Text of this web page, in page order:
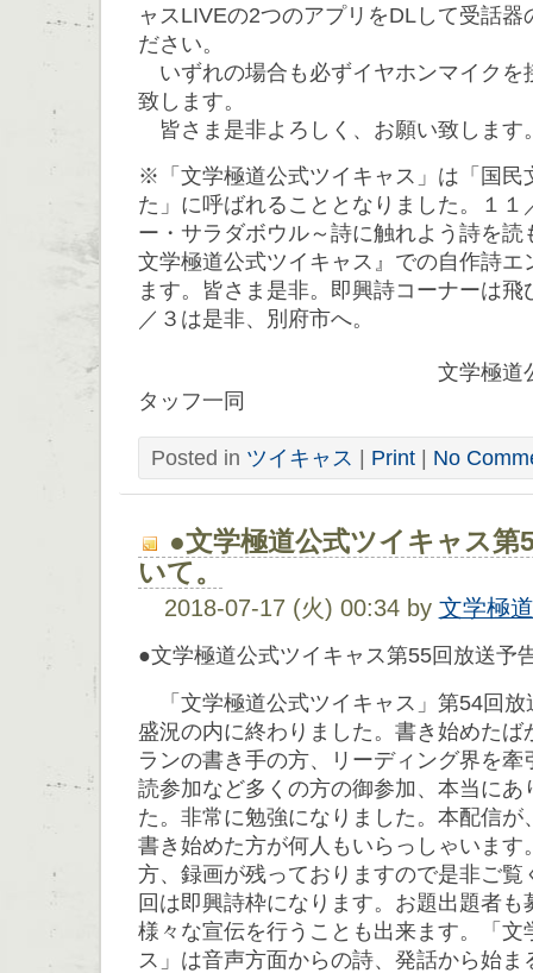
ャスLIVEの2つのアプリをDLして受話
ださい。
いずれの場合も必ずイヤホンマイクを
致します。
皆さま是非よろしく、お願い致します
※「文学極道公式ツイキャス」は「国民
た」に呼ばれることとなりました。１１
ー・サラダボウル～詩に触れよう詩を
文学極道公式ツイキャス』での自作詩エ
ます。皆さま是非。即興詩コーナーは
／３は是非、別府市へ。
文学極道公式ツイ
タッフ一同
Posted in ツイキャス Print No
●文学極道公式ツイキャス第
いて。
2018-07-17 (火) 00:34 by 文学極
●文学極道公式ツイキャス第55回放送予
「文学極道公式ツイキャス」第54回放
盛況の内に終わりました。書き始めたば
ランの書き手の方、リーディング界を
読参加など多くの方の御参加、本当にあ
た。非常に勉強になりました。本配信が
書き始めた方が何人もいらっしゃいます
方、録画が残っておりますので是非ご覧
回は即興詩枠になります。お題出題者
様々な宣伝を行うことも出来ます。「文
ス」は音声方面からの詩、発話から始ま